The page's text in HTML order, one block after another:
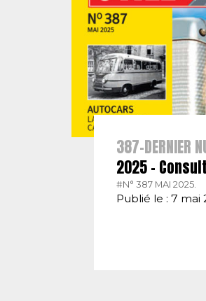
387-DERNIER
2025 –
#N° 387 MAI 2025.
Publié le : 7 mai